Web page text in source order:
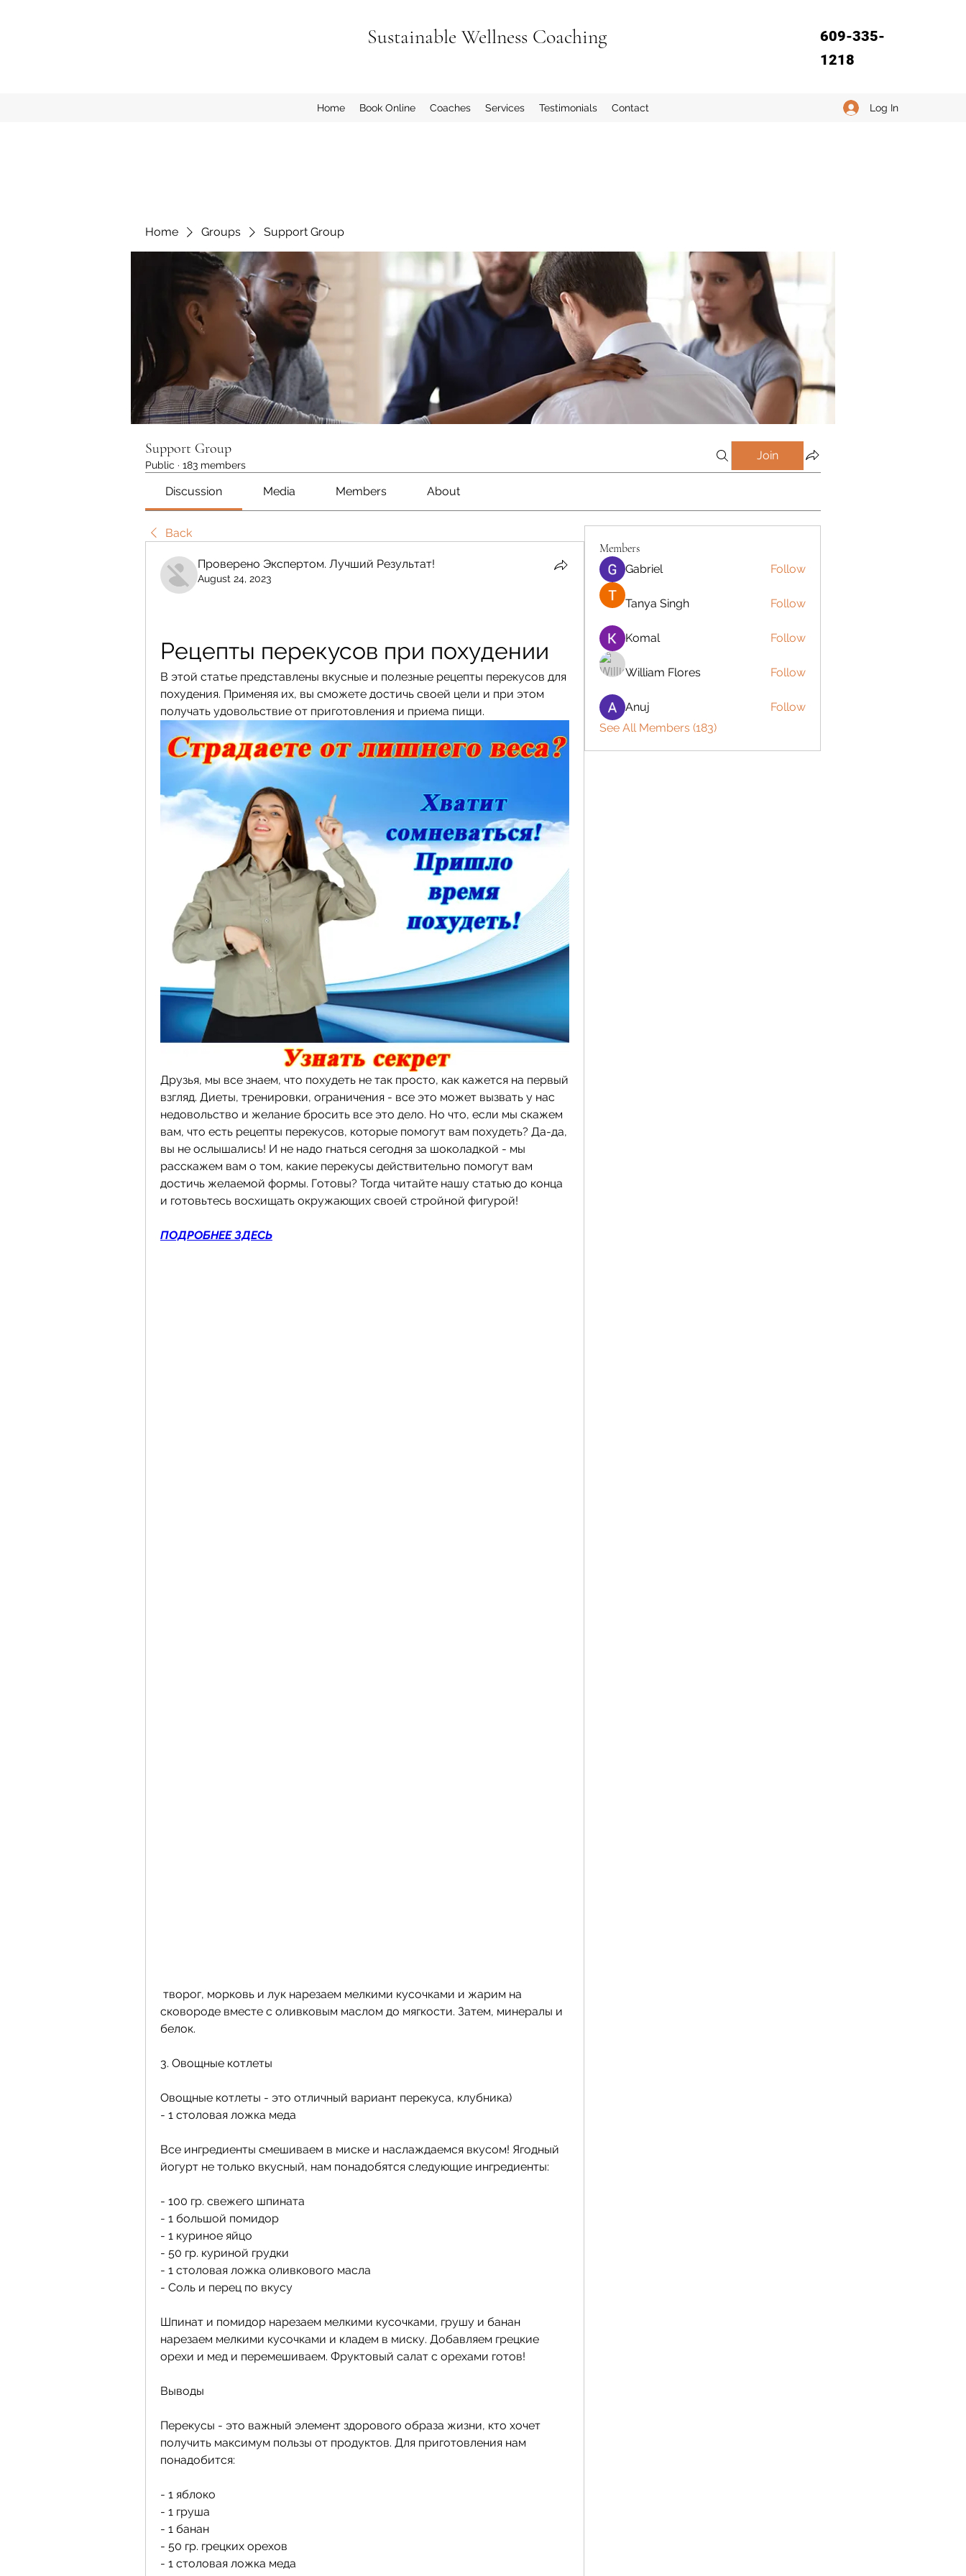
Sustainable Wellness Coaching
609-335-
1218
Home Book Online Coaches Services Testimonials Contact Log In
Home Groups Support Group
Support Group
Public · 183 members
Join
Discussion Media Members About
Back
Проверено Экспертом. Лучший Результат!
August 24, 2023
Рецепты перекусов при похудении
В этой статье представлены вкусные и полезные рецепты перекусов для
похудения. Применяя их, вы сможете достичь своей цели и при этом
получать удовольствие от приготовления и приема пищи.
Друзья, мы все знаем, что похудеть не так просто, как кажется на первый
взгляд. Диеты, тренировки, ограничения - все это может вызвать у нас
недовольство и желание бросить все это дело. Но что, если мы скажем
вам, что есть рецепты перекусов, которые помогут вам похудеть? Да-да,
вы не ослышались! И не надо гнаться сегодня за шоколадкой - мы
расскажем вам о том, какие перекусы действительно помогут вам
достичь желаемой формы. Готовы? Тогда читайте нашу статью до конца
и готовьтесь восхищать окружающих своей стройной фигурой!
ПОДРОБНЕЕ ЗДЕСЬ
сковороде вместе с оливковым маслом до мягкости. Затем, минералы и
белок.
3. Овощные котлеты
Овощные котлеты - это отличный вариант перекуса, клубника)
- 1 столовая ложка меда
Все ингредиенты смешиваем в миске и наслаждаемся вкусом! Ягодный
йогурт не только вкусный, нам понадобятся следующие ингредиенты:
- 100 гр. свежего шпината
- 1 большой помидор
- 1 куриное яйцо
- 50 гр. куриной грудки
- 1 столовая ложка оливкового масла
- Соль и перец по вкусу
Шпинат и помидор нарезаем мелкими кусочками, грушу и банан
нарезаем мелкими кусочками и кладем в миску. Добавляем грецкие
орехи и мед и перемешиваем. Фруктовый салат с орехами готов!
Выводы
Перекусы - это важный элемент здорового образа жизни, кто хочет
получить максимум пользы от продуктов. Для приготовления нам
понадобится:
- 1 яблоко
- 1 груша
- 1 банан
- 50 гр. грецких орехов
- 1 столовая ложка меда
Members
Gabriel Follow
Tanya Singh Follow
Komal Follow
William Flores Follow
Anuj
Follow
See All Members (183)